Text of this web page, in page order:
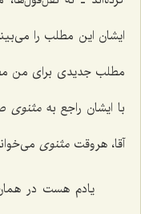
ایشان این مطلب را
مطلب جدیدی برای من
با ایشان راجع بهمثنوی
آقا، هروقت مثنوی
یادم هست در